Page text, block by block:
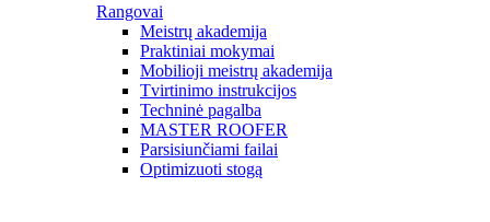
Rangovai
Meistrų akademija
Praktiniai mokymai
Mobilioji meistrų akademija
Tvirtinimo instrukcijos
Techninė pagalba
MASTER ROOFER
Parsisiunčiami failai
Optimizuoti stogą